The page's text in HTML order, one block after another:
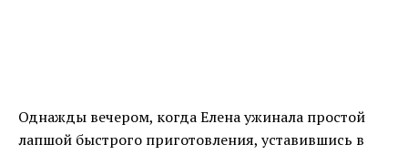
Однажды вечером, когда Елена ужинала простой
лапшой быстрого приготовления, уставившись в